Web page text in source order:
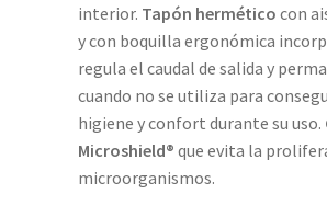
interior. Tapón hermético con
y con boquilla ergonómica
regula el caudal de salida y
cuando no se utiliza para
higiene y confort durante su uso.
Microshield® que evita la
microorganismos.